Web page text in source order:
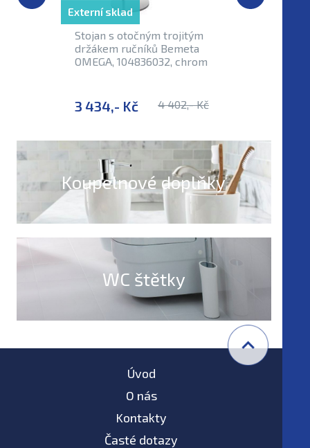
Stojan s otočným trojitým
držákem ručníků Bemeta
OMEGA, 104836032, chrom
3 434,- Kč 4 402,- Kč
Externí sklad Externí
Koupelnové doplňky
WC štětky
Úvod
O nás
Kontakty
Časté dotazy